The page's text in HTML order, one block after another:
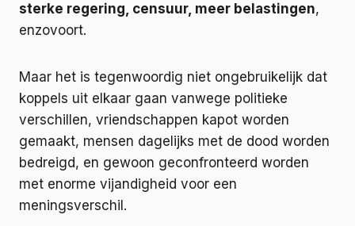
sterke regering, censuur, meer belastingen,
enzovoort.
Maar het is tegenwoordig niet ongebruikelijk dat
koppels uit elkaar gaan vanwege politieke
verschillen, vriendschappen kapot worden
gemaakt, mensen dagelijks met de dood worden
bedreigd, en gewoon geconfronteerd worden
met enorme vijandigheid voor een
meningsverschil.